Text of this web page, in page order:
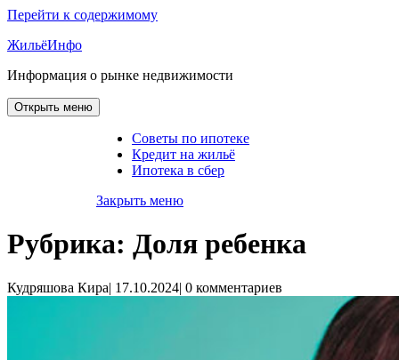
Перейти к содержимому
ЖильёИнфо
Информация о рынке недвижимости
Открыть меню
Советы по ипотеке
Кредит на жильё
Ипотека в сбер
Закрыть меню
Рубрика: Доля ребенка
Кудряшова Кира| 17.10.2024| 0 комментариев